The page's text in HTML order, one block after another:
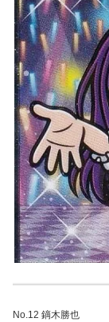
No.12 鏑木勝也